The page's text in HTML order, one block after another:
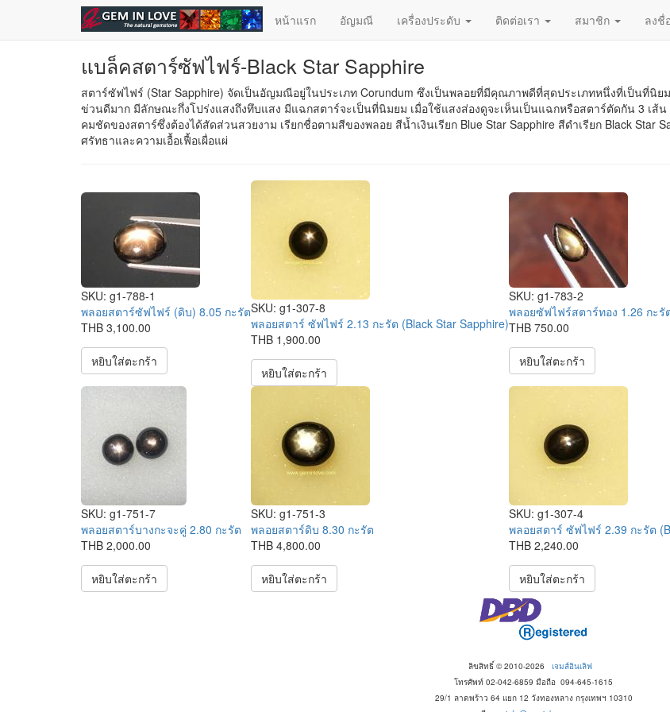
ข้ามไปยังเนื้อหาหลัก
หน้าแรก อัญมณี เครื่องประดับ ติดต่อเรา สมาชิก ลงชื่
แบล็คสตาร์ซัฟไฟร์-Black Star Sapphire
สตาร์ซัฟไฟร์ (Star Sapphire) จัดเป็นอัญมณีอยู่ในประเภท Corundum ซึงเป็นพลอยที่มีคุณภาพดีที่สุดประเภทหนึ่งที่เป็นที่นิ
ข่วนดีมาก มีลักษณะกึ่งโปร่งแสงถึงทึบแสง มีแฉกสตาร์จะเป็นที่นิมยม เมื่อใช้แสงส่องดูจะเห็นเป็นแฉกหรือสตาร์ตัดกัน 3 เ
คมชัดของสตาร์ซึ่งต้องได้สัดส่วนสวยงาม เรียกชื่อตามสีของพลอย สีน้ำเงินเรียก Blue Star Sapphire สีดำเรียก Black
ศรัทธาและความเอื้อเฟื้อเผื่อแผ่
SKU: g1-788-1
พลอยสตาร์ซัฟไฟร์ (ดิบ) 8.05 กะรัต
THB 3,100.00
หยิบใส่ตะกร้า
SKU: g1-307-8
พลอยสตาร์ ซัฟไฟร์ 2.13 กะรัต (Black Star Sapphire)
THB 1,900.00
หยิบใส่ตะกร้า
SKU: g1-783-2
พลอยซัฟไฟร์สตาร์ทอง 1.26 กะรั
THB 750.00
หยิบใส่ตะกร้า
SKU: g1-751-7
พลอยสตาร์บางกะจะคู่ 2.80 กะรัต
THB 2,000.00
หยิบใส่ตะกร้า
SKU: g1-751-3
พลอยสตาร์ดิบ 8.30 กะรัต
THB 4,800.00
หยิบใส่ตะกร้า
SKU: g1-307-4
พลอยสตาร์ ซัฟไฟร์ 2.39 กะรัต
THB 2,240.00
หยิบใส่ตะกร้า
ลิขสิทธิ์ © 2010-2026 เจมส์อินเลิฟ
โทรศัพท์ 02-042-6859 มือถือ 094-645-1615
29/1 ลาดพร้าว 64 แยก 12 วังทองหลาง กรุงเทพฯ 10310